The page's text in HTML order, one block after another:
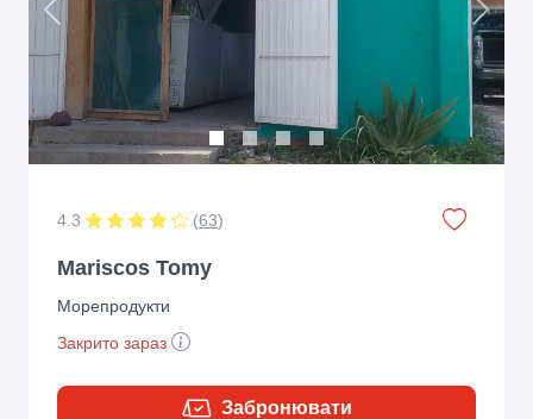
Previous Next
4.3 (63)
Mariscos Tomy
Морепродукти
Закрито зараз
Забронювати